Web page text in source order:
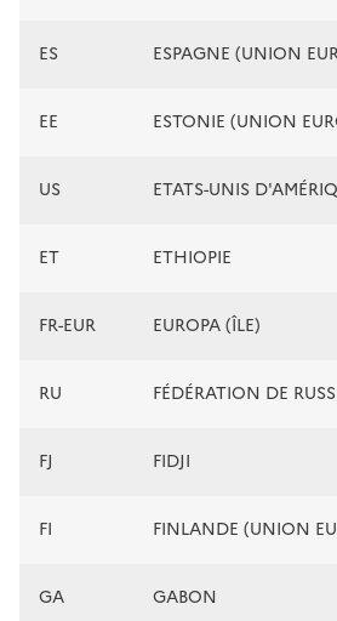
ES ESPAGNE (UNION
EE ESTONIE (UNION
US ETATS-UNIS
ET ETHIOPIE
FR-EUR EUROPA (ÎLE)
RU FÉDÉRATION DE
FJ FIDJI
FI FINLANDE (UNION
GA GABON